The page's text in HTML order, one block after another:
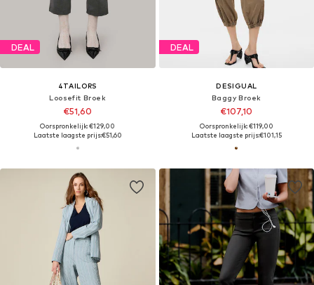
DEAL
4TAILORS
Loosefit Broek
€51,60
Oorspronkelijk: €129,00
Laatste laagste prijs:€51,60
DEAL
DESIGUAL
Baggy Broek
€107,10
Oorspronkelijk: €119,00
Laatste laagste prijs:€101,15